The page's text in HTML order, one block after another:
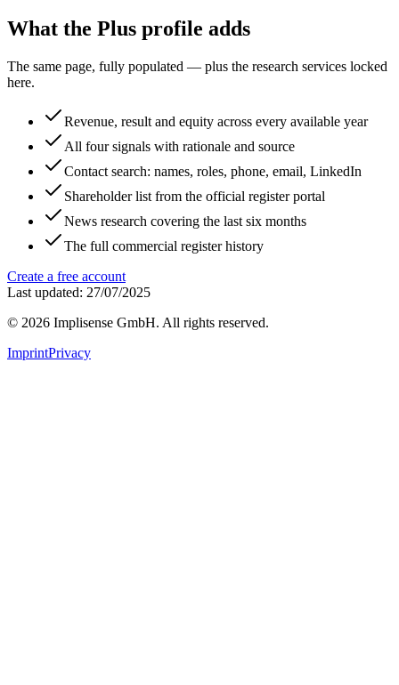
What the Plus profile adds
The same page, fully populated — plus the research services locked
here.
Revenue, result and equity across every available year
All four signals with rationale and source
Contact search: names, roles, phone, email, LinkedIn
Shareholder list from the official register portal
News research covering the last six months
The full commercial register history
Create a free account
Last updated: 27/07/2025
© 2026 Implisense GmbH. All rights reserved.
ImprintPrivacy